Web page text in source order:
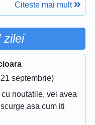
Citeste mai mult
zilei
septembrie)
noutatile, vei avea
asa cum iti